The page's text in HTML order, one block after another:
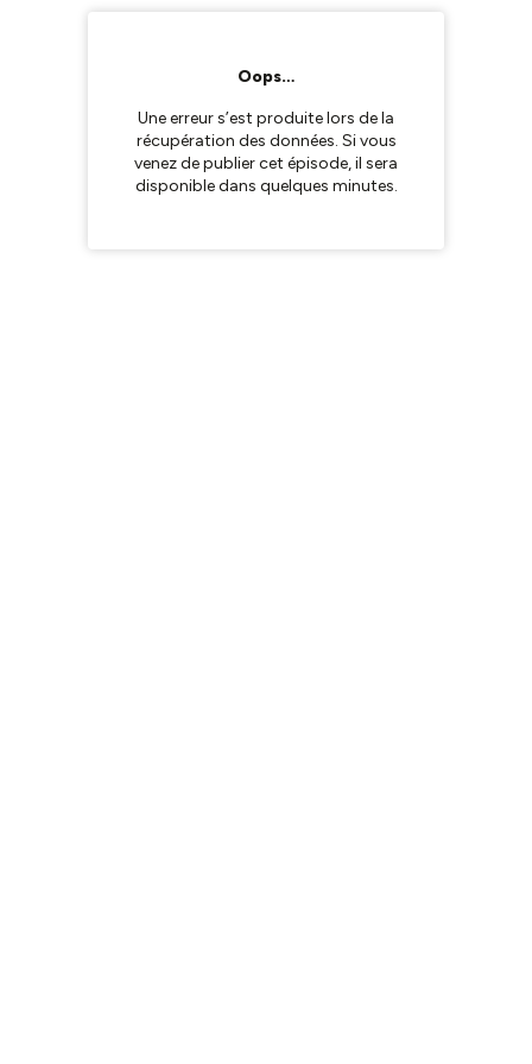
Oops…
Une erreur s’est produite lors de la
récupération des données. Si vous
venez de publier cet épisode, il sera
disponible dans quelques minutes.